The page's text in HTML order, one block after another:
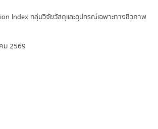
Index กลุ่มวิจัยวัสดุและอุปกรณ์เฉพาะทางชีวภาพ
ม 2569